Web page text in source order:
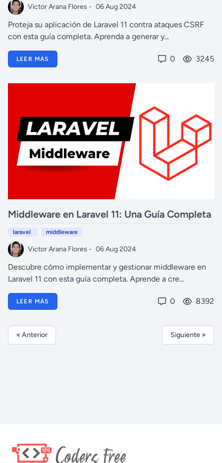
Victor Arana Flores - 06 Aug 2024
Proteja su aplicación de Laravel 11 contra ataques CSRF
con esta guía completa. Aprenda a generar y...
LEER MÁS 0 3245
Middleware en Laravel 11: Una Guía Completa
laravel middleware
Victor Arana Flores - 06 Aug 2024
Descubre cómo implementar y gestionar middleware en
Laravel 11 con esta guía completa. Aprende a cre...
LEER MÁS 0 8392
« Anterior Siguiente »